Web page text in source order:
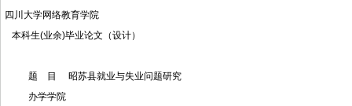
四川大学网络教育学院
本科生(业余)毕业论文 （设计）
题 目 昭苏县就业与失业问题研究
办学学院